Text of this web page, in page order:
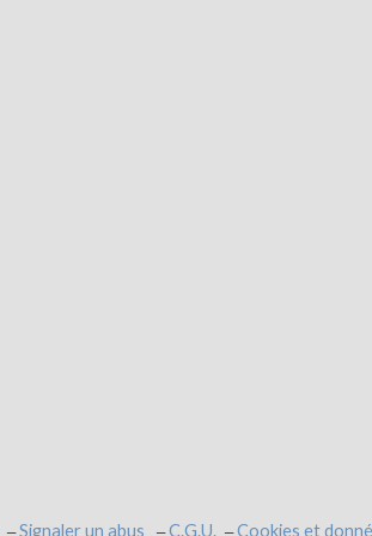
Signaler un abus C.G.U. Cookies et